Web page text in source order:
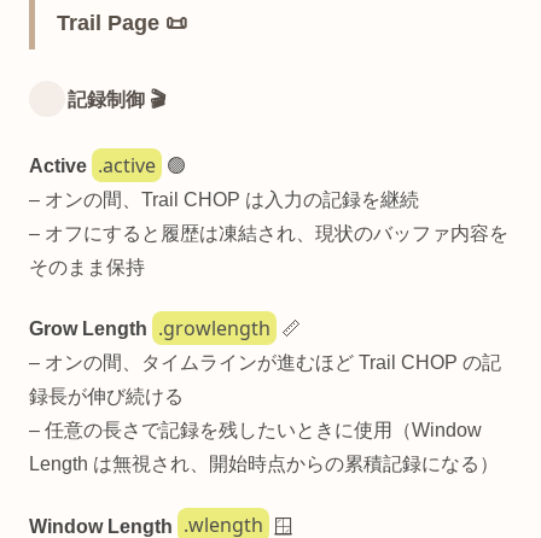
Trail Page 📜
記録制御 🎬
Active .active
🟢
– オンの間、Trail CHOP は入力の記録を継続
– オフにすると履歴は凍結され、現状のバッファ内容を
そのまま保持
Grow Length .growlength
📏
– オンの間、タイムラインが進むほど Trail CHOP の記
録長が伸び続ける
– 任意の長さで記録を残したいときに使用（Window
Length は無視され、開始時点からの累積記録になる）
Window Length .wlength
🪟